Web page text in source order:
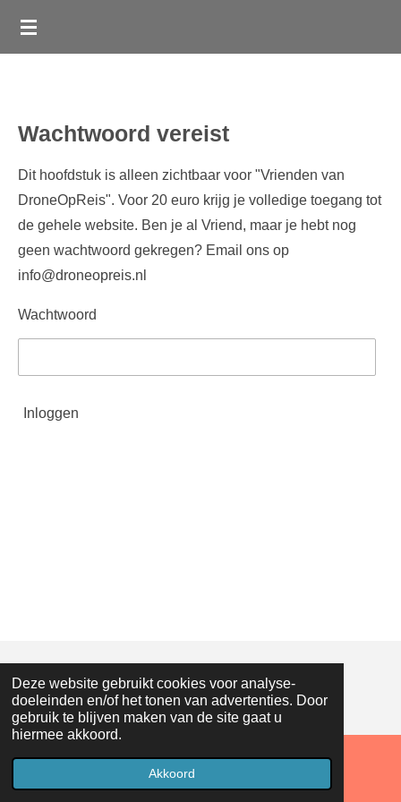
Deze website gebruikt cookies voor analyse-
doeleinden en/of het tonen van advertenties. Door
gebruik te blijven maken van de site gaat u
hiermee akkoord.
Akkoord
Ga
Wachtwoord vereist
Dit hoofdstuk is alleen zichtbaar voor "Vrienden van
DroneOpReis". Voor 20 euro krijg je volledige toegang tot
de gehele website. Ben je al Vriend, maar je hebt nog
geen wachtwoord gekregen? Email ons op
info@droneopreis.nl
Wachtwoord
Inloggen
© 2018 - 2026 Droneopreis
Facebook